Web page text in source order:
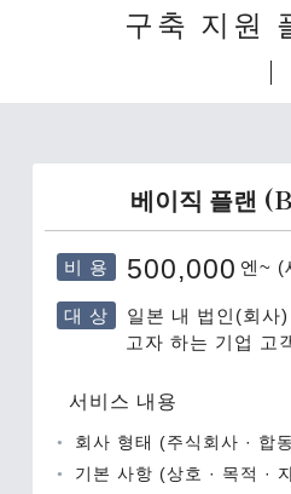
구축 지원
베이직 플랜
비 용 500,000 엔~ (
대 상
일본 내 법인(회사
고자 하는 기업 고
서비스 내용
회사 형태 (주식회사 · 합
기본 사항 (상호 · 목적 ·